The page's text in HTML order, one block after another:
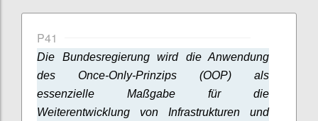
P41
Die Bundesregierung wird die Anwendung
des Once-Only-Prinzips (OOP) als
essenzielle Maßgabe für die
Weiterentwicklung von Infrastrukturen und